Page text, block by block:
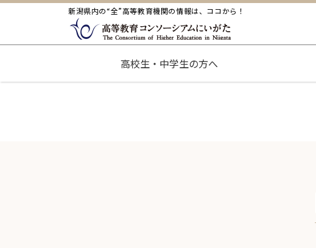
新潟県内の“全”高等教育機関の情報は、ココから！
高校生・中学生の方へ